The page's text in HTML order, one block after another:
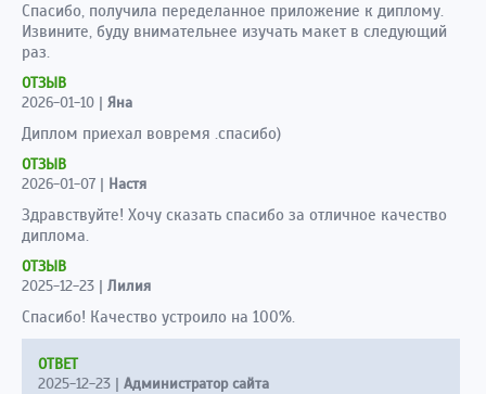
Спасибо, получила переделанное приложение к диплому.
Извините, буду внимательнее изучать макет в следующий
раз.
ОТЗЫВ
2026-01-10 | Яна
Диплом приехал вовремя .спасибо)
ОТЗЫВ
2026-01-07 | Настя
Здравствуйте! Хочу сказать спасибо за отличное качество
диплома.
ОТЗЫВ
2025-12-23 | Лилия
Спасибо! Качество устроило на 100%.
ОТВЕТ
2025-12-23 | Администратор сайта